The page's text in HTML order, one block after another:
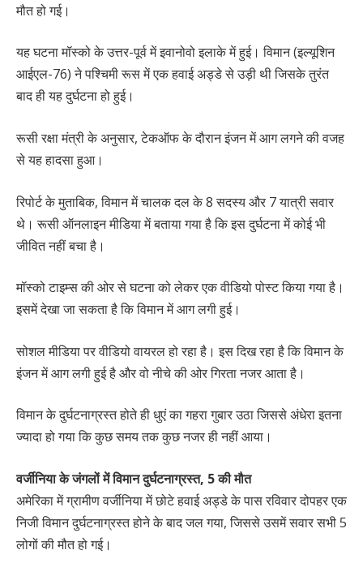
मौत हो गई।
यह घटना मॉस्को के उत्तर-पूर्व में इवानोवो इलाके में हुई। विमान (इल्यूशिन
आईएल-76) ने पश्चिमी रूस में एक हवाई अड्डे से उड़ी थी जिसके तुरंत
बाद ही यह दुर्घटना हो हुई।
रूसी रक्षा मंत्री के अनुसार, टेकऑफ के दौरान इंजन में आग लगने की वजह
से यह हादसा हुआ।
रिपोर्ट के मुताबिक, विमान में चालक दल के 8 सदस्य और 7 यात्री सवार
थे। रूसी ऑनलाइन मीडिया में बताया गया है कि इस दुर्घटना में कोई भी
जीवित नहीं बचा है।
मॉस्को टाइम्स की ओर से घटना को लेकर एक वीडियो पोस्ट किया गया है।
इसमें देखा जा सकता है कि विमान में आग लगी हुई।
सोशल मीडिया पर वीडियो वायरल हो रहा है। इस दिख रहा है कि विमान के
इंजन में आग लगी हुई है और वो नीचे की ओर गिरता नजर आता है।
विमान के दुर्घटनाग्रस्त होते ही धुएं का गहरा गुबार उठा जिससे अंधेरा इतना
ज्यादा हो गया कि कुछ समय तक कुछ नजर ही नहीं आया।
वर्जीनिया के जंगलों में विमान दुर्घटनाग्रस्त, 5 की मौत
अमेरिका में ग्रामीण वर्जीनिया में छोटे हवाई अड्डे के पास रविवार दोपहर एक
निजी विमान दुर्घटनाग्रस्त होने के बाद जल गया, जिससे उसमें सवार सभी 5
लोगों की मौत हो गई।